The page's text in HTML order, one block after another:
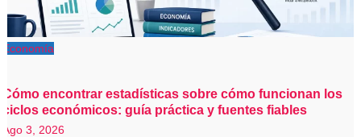
Economía
Cómo encontrar estadísticas sobre cómo funcionan los
ciclos económicos: guía práctica y fuentes fiables
Ago 3, 2026